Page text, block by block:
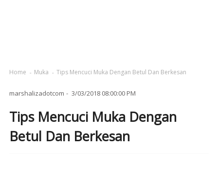
Home Muka Tips Mencuci Muka Dengan Betul Dan Berkesan
marshalizadotcom 3/03/2018 08:00:00 PM
Tips Mencuci Muka Dengan
Betul Dan Berkesan